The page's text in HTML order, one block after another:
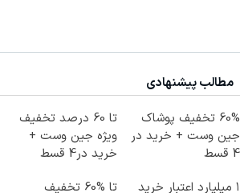
مطالب پیشنهادی
60% تخفیف پوشاک
جین وست + خرید در
4 قسط
تا 60 درصد تخفیف
ویژه جین وست +
خرید در4 قسط
۱ میلیارد اعتبار خرید
تا %60 تخفیف